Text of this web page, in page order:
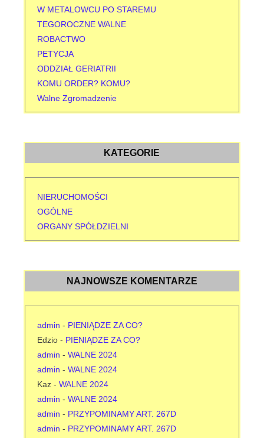
W METALOWCU PO STAREMU
TEGOROCZNE WALNE
ROBACTWO
PETYCJA
ODDZIAŁ GERIATRII
KOMU ORDER? KOMU?
Walne Zgromadzenie
KATEGORIE
NIERUCHOMOŚCI
OGÓLNE
ORGANY SPÓŁDZIELNI
NAJNOWSZE KOMENTARZE
admin - PIENIĄDZE ZA CO?
Edzio - PIENIĄDZE ZA CO?
admin - WALNE 2024
admin - WALNE 2024
Kaz - WALNE 2024
admin - WALNE 2024
admin - PRZYPOMINAMY ART. 267D
admin - PRZYPOMINAMY ART. 267D